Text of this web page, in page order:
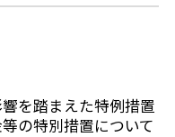
を踏まえた特例措置
の特別措置について